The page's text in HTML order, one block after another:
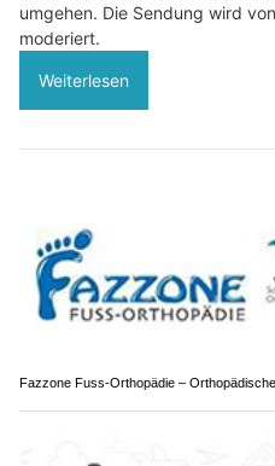
umgehen. Die Sendung wird
moderiert.
Weiterlesen
Fazzone Fuss-Orthopädie –